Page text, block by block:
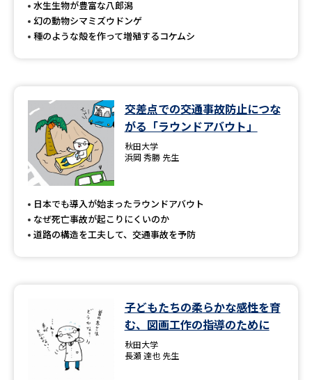
水生生物が豊富な八郎潟
幻の動物シマミズウドンゲ
種のような殻を作って増殖するコケムシ
交差点での交通事故防止につな
がる「ラウンドアバウト」
秋田大学
浜岡 秀勝 先生
日本でも導入が始まったラウンドアバウト
なぜ死亡事故が起こりにくいのか
道路の構造を工夫して、交通事故を予防
子どもたちの柔らかな感性を育
む、図画工作の指導のために
秋田大学
長瀬 達也 先生